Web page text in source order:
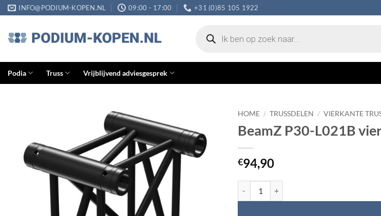
Ga
naar
inhoud
INFO@PODIUM-KOPEN.NL 09:00 - 17:00 +31 (0)85 105 1922
zoeken
Podia Truss Vrijblijvend adviesgesprek
HOME / TRUSSDELEN / VIERKANTE
BeamZ P30-L021B
€94,90